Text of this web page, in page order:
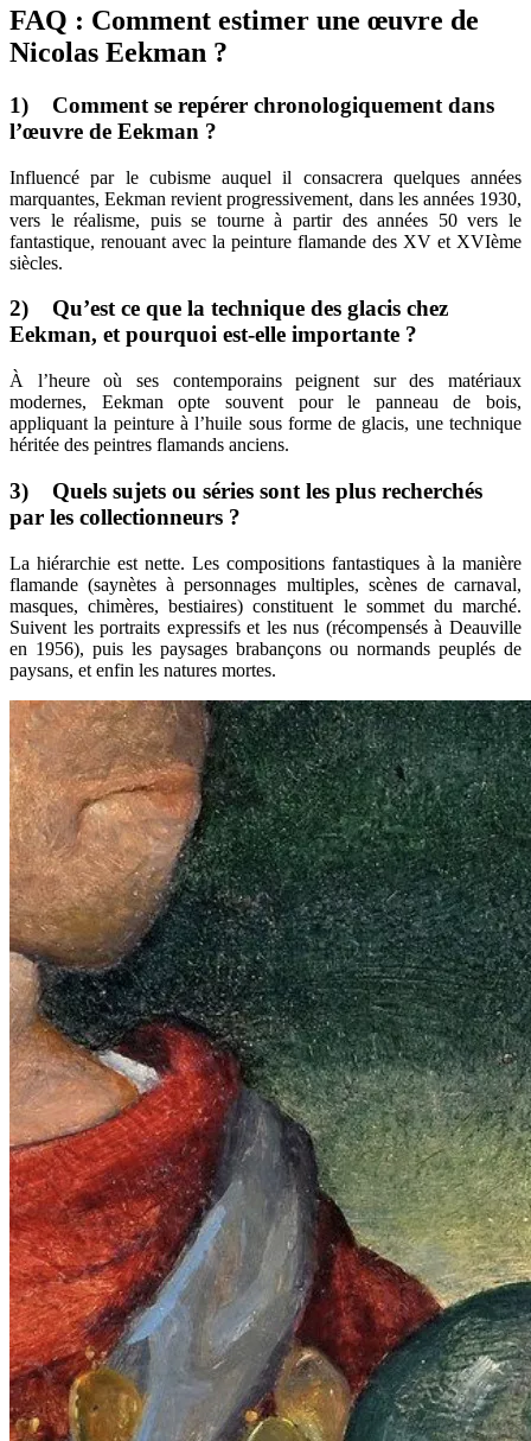
FAQ : Comment estimer une œuvre de
Nicolas Eekman ?
1) Comment se repérer chronologiquement dans
l’œuvre de Eekman ?
Influencé par le cubisme auquel il consacrera quelques années
marquantes, Eekman revient progressivement, dans les années 1930,
vers le réalisme, puis se tourne à partir des années 50 vers le
fantastique, renouant avec la peinture flamande des XV et XVIème
siècles.
2) Qu’est ce que la technique des glacis chez
Eekman, et pourquoi est-elle importante ?
À l’heure où ses contemporains peignent sur des matériaux
modernes, Eekman opte souvent pour le panneau de bois,
appliquant la peinture à l’huile sous forme de glacis, une technique
héritée des peintres flamands anciens.
3) Quels sujets ou séries sont les plus recherchés
par les collectionneurs ?
La hiérarchie est nette. Les compositions fantastiques à la manière
flamande (saynètes à personnages multiples, scènes de carnaval,
masques, chimères, bestiaires) constituent le sommet du marché.
Suivent les portraits expressifs et les nus (récompensés à Deauville
en 1956), puis les paysages brabançons ou normands peuplés de
paysans, et enfin les natures mortes.